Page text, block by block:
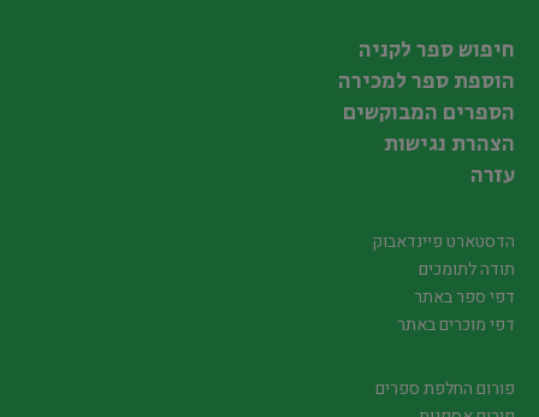
חיפוש ספר לקניה
הוספת ספר למכירה
הספרים המבוקשים
הצהרת נגישות
עזרה
הדסטארט פיינדאבוק
תודה לתומכים
דפי ספר באתר
דפי מוכרים באתר
פורום החלפת ספרים